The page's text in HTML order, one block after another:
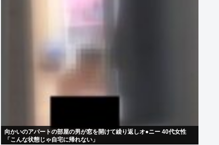
向かいのアパートの部屋の男が窓を開けて繰り返しオ●ニー 40代女性
「こんな状態じゃ自宅に帰れない」